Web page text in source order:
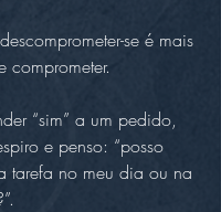
se é mais
“sim” a um pedido,
e penso: “posso
tarefa no meu dia ou na